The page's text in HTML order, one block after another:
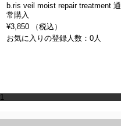
b.ris veil moist repair treatment 通
常購入
¥3,850 （税込）
お気に入りの登録人数：0人
1